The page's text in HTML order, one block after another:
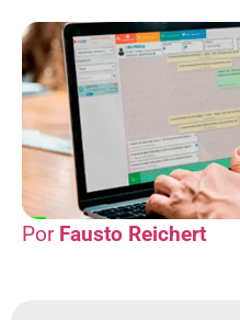
Fausto Reichert